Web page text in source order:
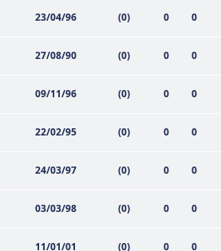
23/04/96 (0) 0 0
27/08/90 (0) 0 0
09/11/96 (0) 0 0
22/02/95 (0) 0 0
24/03/97 (0) 0 0
03/03/98 (0) 0 0
11/01/01 (0) 0 0